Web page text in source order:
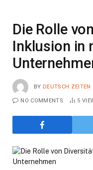
Die Rolle
Inklusion in
BY DEUTSCH ZEITEN
NO COMMENTS 5